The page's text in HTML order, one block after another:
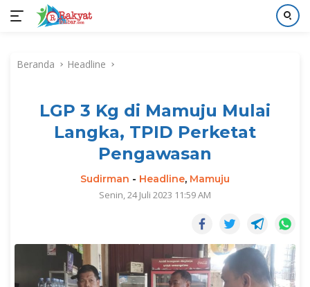
kontenBeranda Headline
LGP 3 Kg di Mamuju Mulai
Langka, TPID Perketat
Pengawasan
Sudirman - Headline, Mamuju
Senin, 24 Juli 2023 11:59 AM